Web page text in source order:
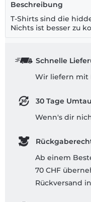
Beschreibung
T-Shirts sind die
Nichts ist besser zu
Schnelle
Wir liefern mit
30 Tage
Wenn's dir
Ab einem
70 CHF
Rückversand